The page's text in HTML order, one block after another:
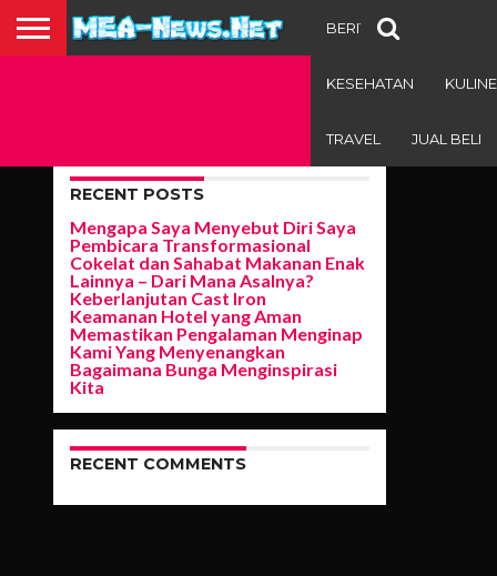
BERITA TERBARU
KESEHATAN
TRAVEL JUAL BELI
TAGGED
"HOBI"
1.1K
OLAH RAGA
Olahraga
dan Hobi
Mozambik
Orang
sangat
dengan
MORE
POSTS
RECENT POSTS
Mengapa Saya Menyebut Diri Saya
Pembicara Transformasional
Cokelat dan Sahabat Makanan Enak
Lainnya – Dari Mana Asalnya?
Keberlanjutan Cast Iron
Keamanan Hotel yang Aman
Memastikan Pengalaman Menginap
Kami Yang Menyenangkan
Bagaimana Bunga Menginspirasi
Kita
RECENT COMMENTS